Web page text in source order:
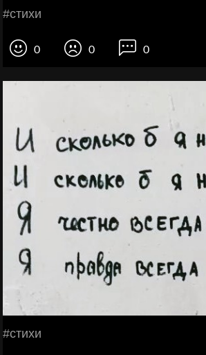
#стихи
0 0 0
#стихи